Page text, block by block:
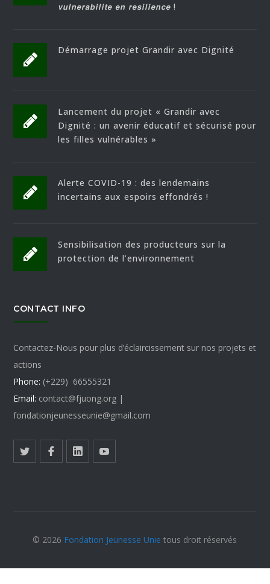
𝙫𝙪𝙡𝙣𝙚𝙧𝙖𝙗𝙞𝙡𝙞𝙩𝙚 𝙚𝙣 𝙧𝙚𝙨𝙞𝙡𝙞𝙚𝙣𝙘𝙚 !
Démarrage projet Grandir avec Dignité
Lancement du projet « Grandir avec
Dignité : un avenir éducatif et sécurisé pour
les filles vulnérables »
Alerte COVID-19 : des lendemains
incertains aux espoirs effondrés !
Sensibilisation des producteurs sur la
protection de l’environnement
CONTACT INFO
Contactez-Nous pour plus d’éclaircissement sur nos projets et
actions
Phone: (+229) 66555321
Email: contact@fjuong.org |
fondationjeunesseunie@gmail.com
© 2026 Fondation Jeunesse Unietous droit réservés